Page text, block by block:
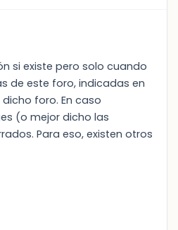
si existe pero solo cuando
de este foro, indicadas en
foro. En caso
(o mejor dicho las
Para eso, existen otros